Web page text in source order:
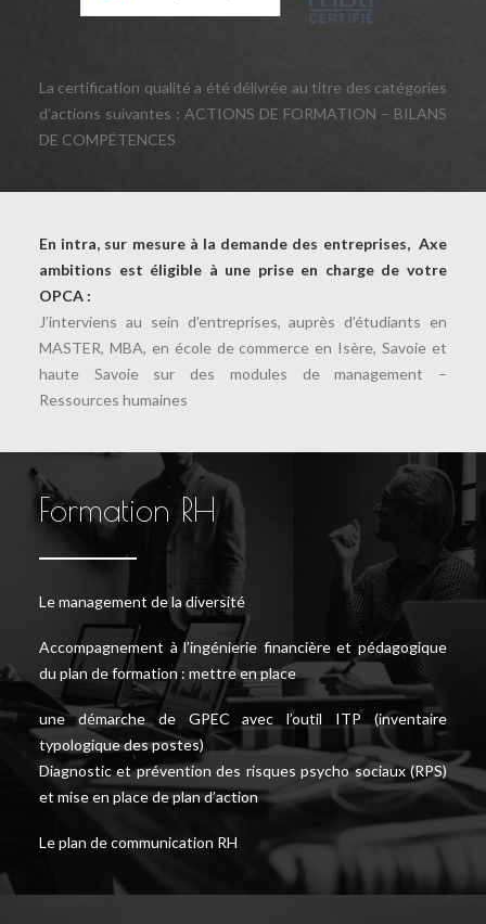
La certification qualité a été délivrée au titre des catégories
d’actions suivantes : ACTIONS DE FORMATION – BILANS
DE COMPÉTENCES
En intra, sur mesure à la demande des entreprises, Axe
ambitions est éligible à une prise en charge de votre
OPCA :
J’interviens au sein d’entreprises, auprès d’étudiants en
MASTER, MBA, en école de commerce en Isère, Savoie et
haute Savoie sur des modules de management –
Ressources humaines
Formation RH
Le management de la diversité
Accompagnement à l’ingénierie financière et pédagogique
du plan de formation : mettre en place
une démarche de GPEC avec l’outil ITP (inventaire
typologique des postes)
Diagnostic et prévention des risques psycho sociaux (RPS)
et mise en place de plan d’action
Le plan de communication RH